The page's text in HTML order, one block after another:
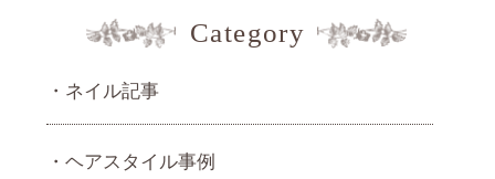
Category
ネイル記事
ヘアスタイル事例